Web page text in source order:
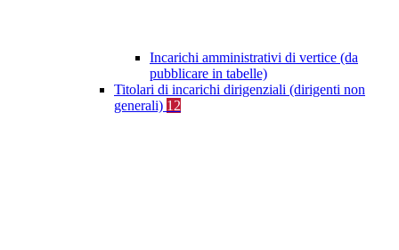
Incarichi amministrativi di vertice (da
pubblicare in tabelle)
Titolari di incarichi dirigenziali (dirigenti non
generali) 12